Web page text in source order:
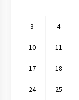
3 4
10 11
17 18
24 25